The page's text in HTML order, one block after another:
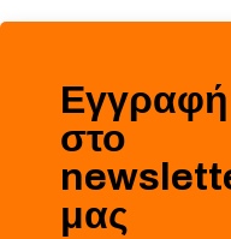
Εγγραφή
στο
μας